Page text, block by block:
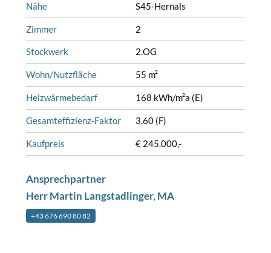
Nähe S45-Hernals
Zimmer 2
Stockwerk 2.OG
Wohn/Nutzfläche 55 m²
Heizwärmebedarf 168 kWh/m²a (E)
Gesamteffizienz-Faktor 3,60 (F)
Kaufpreis € 245.000,-
Ansprechpartner
Herr Martin Langstadlinger, MA
+43 676 690 80 82